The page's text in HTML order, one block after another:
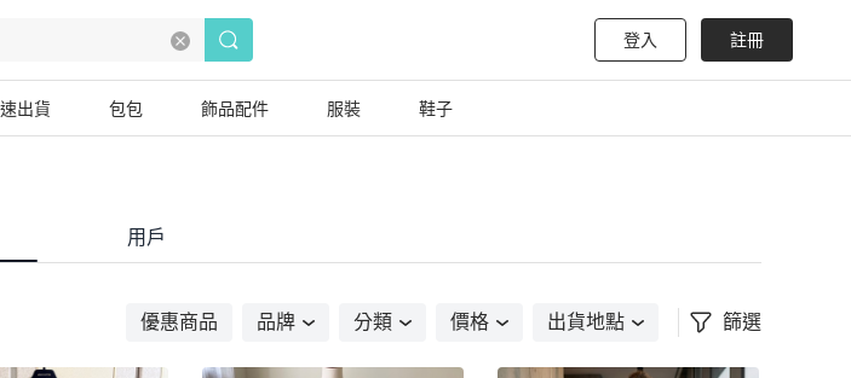
登入 註冊
出貨 包包 飾品配件 服裝 鞋子
用戶
優惠商品 品牌 分類 價格 出貨地點 篩選